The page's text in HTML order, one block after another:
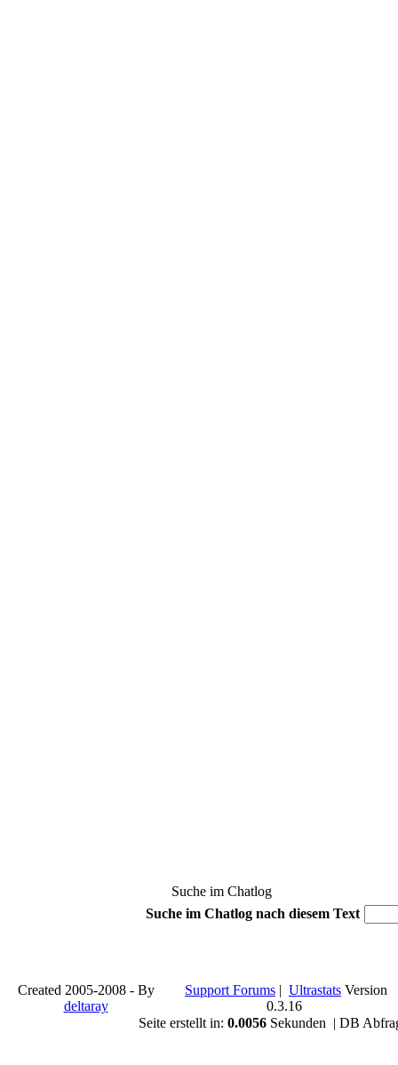
Suche im Chatlog
Suche im Chatlog nach diesem Text
Created 2005-2008 - By
deltaray
Support Forums | Ultrastats Version
0.3.16
Seite erstellt in: 0.0056 Sekunden | DB